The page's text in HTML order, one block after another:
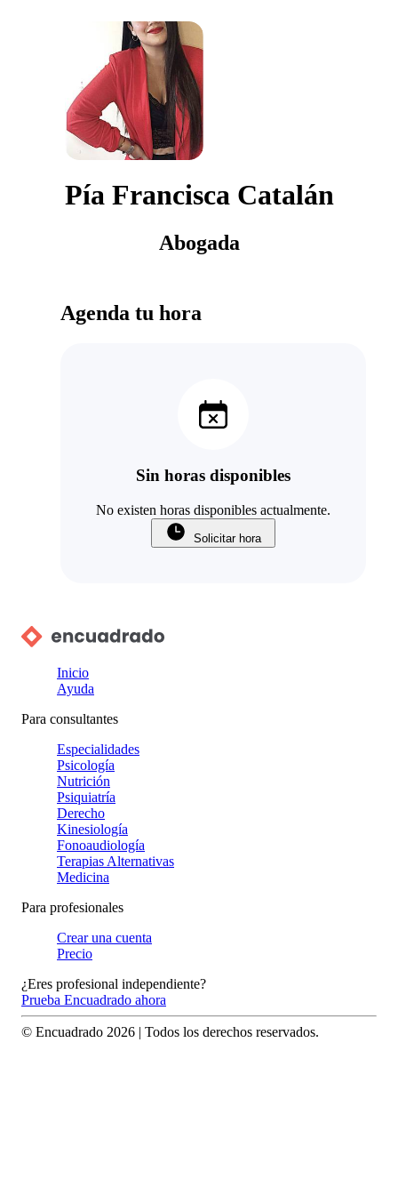
Pía Francisca Catalán
Abogada
Agenda tu hora
Sin horas disponibles
No existen horas disponibles actualmente.
Solicitar hora
Inicio
Ayuda
Para consultantes
Especialidades
Psicología
Nutrición
Psiquiatría
Derecho
Kinesiología
Fonoaudiología
Terapias Alternativas
Medicina
Para profesionales
Crear una cuenta
Precio
¿Eres profesional independiente?
Prueba Encuadrado ahora
© Encuadrado 2026 | Todos los derechos reservados.